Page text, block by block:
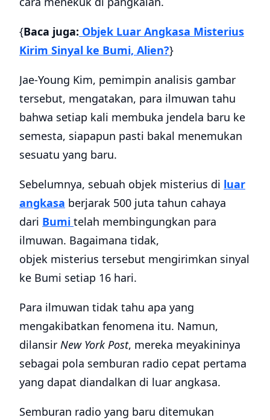
{Baca juga: Objek Luar Angkasa Misterius
Kirim Sinyal ke Bumi, Alien?}
Jae-Young Kim, pemimpin analisis gambar
tersebut, mengatakan, para ilmuwan tahu
bahwa setiap kali membuka jendela baru ke
semesta, siapapun pasti bakal menemukan
sesuatu yang baru.
Sebelumnya, sebuah objek misterius di luar
angkasa berjarak 500 juta tahun cahaya
dari Bumi telah membingungkan para
ilmuwan. Bagaimana tidak,
objek misterius tersebut mengirimkan sinyal
ke Bumi setiap 16 hari.
Para ilmuwan tidak tahu apa yang
mengakibatkan fenomena itu. Namun,
dilansir New York Post, mereka meyakininya
sebagai pola semburan radio cepat pertama
yang dapat diandalkan di luar angkasa.
Semburan radio yang baru ditemukan